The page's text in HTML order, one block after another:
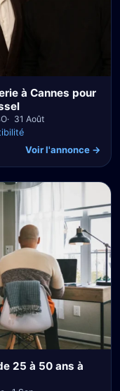
à Cannes pour
31 Août
Voir l'annonce →
25 à 50 ans à